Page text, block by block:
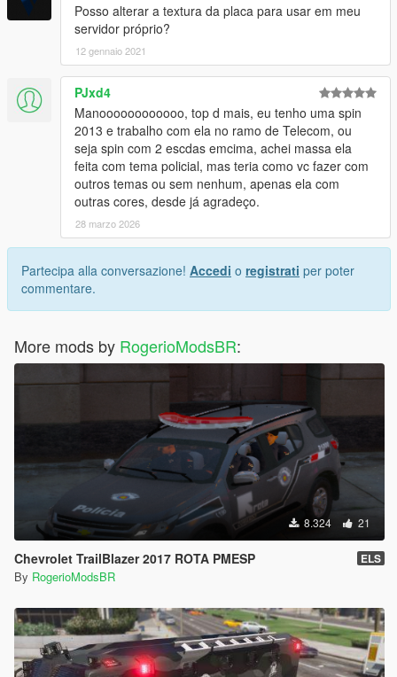
Posso alterar a textura da placa para usar em meu
servidor próprio?
12 gennaio 2021
PJxd4
Manoooooooooooo, top d mais, eu tenho uma spin
2013 e trabalho com ela no ramo de Telecom, ou
seja spin com 2 escdas emcima, achei massa ela
feita com tema policial, mas teria como vc fazer com
outros temas ou sem nenhum, apenas ela com
outras cores, desde já agradeço.
28 marzo 2026
Partecipa alla conversazione! Accedi o registrati per poter
commentare.
More mods by RogerioModsBR:
8.324 21
Chevrolet TrailBlazer 2017 ROTA PMESP ELS
By RogerioModsBR